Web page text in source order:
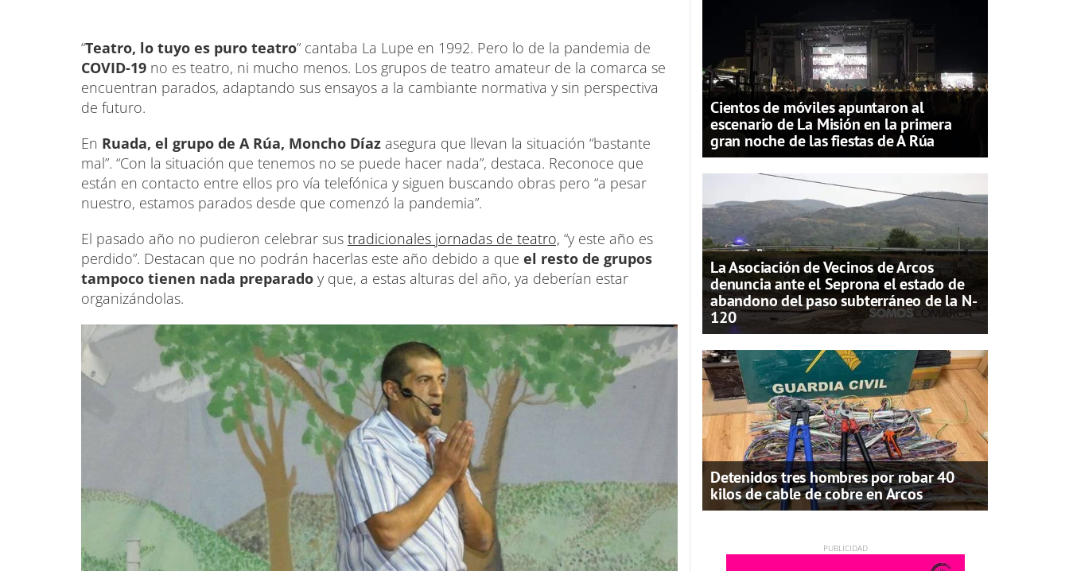
“Teatro, lo tuyo es puro teatro” cantaba La Lupe en 1992. Pero lo de la pandemia de
COVID-19 no es teatro, ni mucho menos. Los grupos de teatro amateur de la comarca se
encuentran parados, adaptando sus ensayos a la cambiante normativa y sin perspectiva
de futuro.
En Ruada, el grupo de A Rúa, Moncho Díaz asegura que llevan la situación “bastante
mal”. “Con la situación que tenemos no se puede hacer nada”, destaca. Reconoce que
están en contacto entre ellos pro vía telefónica y siguen buscando obras pero “a pesar
nuestro, estamos parados desde que comenzó la pandemia”.
El pasado año no pudieron celebrar sus tradicionales jornadas de teatro, “y este año es
perdido”. Destacan que no podrán hacerlas este año debido a que el resto de grupos
tampoco tienen nada preparado y que, a estas alturas del año, ya deberían estar
organizándolas.
Cientos de móviles apuntaron al
escenario de La Misión en la primera
gran noche de las fiestas de A Rúa
La Asociación de Vecinos de Arcos
denuncia ante el Seprona el estado de
abandono del paso subterráneo de la N-
120
Detenidos tres hombres por robar 40
kilos de cable de cobre en Arcos